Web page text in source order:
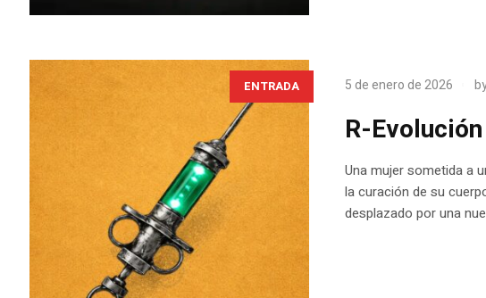
ENTRADA 5 de enero de 2026
R-
Una mujer sometida a
la curación de su
desplazado por una